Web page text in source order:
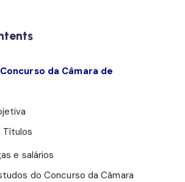
da Câmara de
Títulos
e salários
do Concurso da Câmara